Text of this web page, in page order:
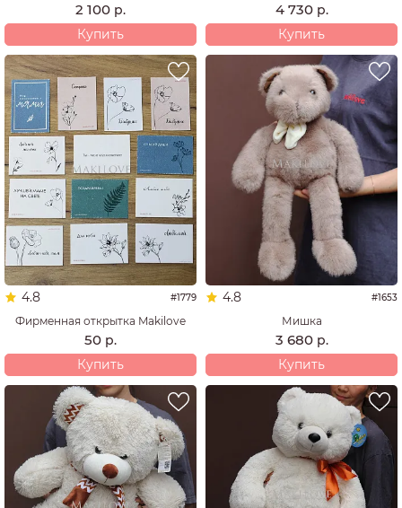
2 100 р.
Купить
4 730 р.
Купить
4.8 #1779
Фирменная открытка Makilove
50 р.
Купить
4.8 #1653
Мишка
3 680 р.
Купить